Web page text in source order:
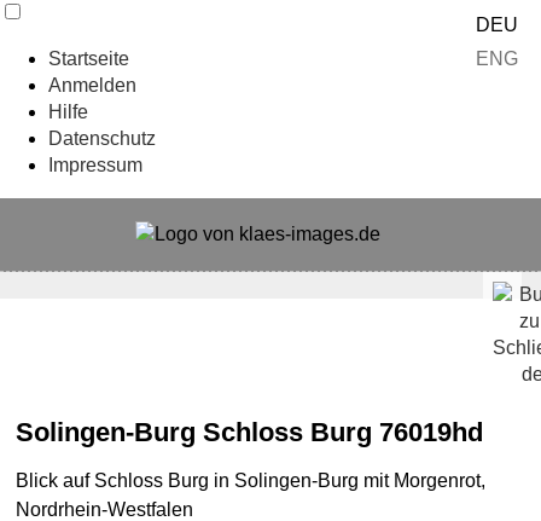
Startseite
Anmelden
Hilfe
Datenschutz
Impressum
DEU
ENG
Solingen-Burg Schloss Burg 76019hd
Blick auf Schloss Burg in Solingen-Burg mit Morgenrot,
Nordrhein-Westfalen